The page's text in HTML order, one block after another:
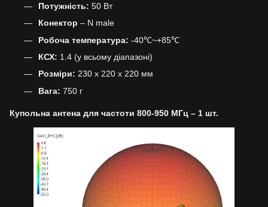
Потужність: 50 Вт
Конектор – N male
Робоча температура: -40℃~+85℃
КСХ: 1.4 (у всьому діапазоні)
Розміри: 230 x 220 x 220 мм
Вага: 750 г
Купольна антена для частоти 800-950 МГц – 1 шт.